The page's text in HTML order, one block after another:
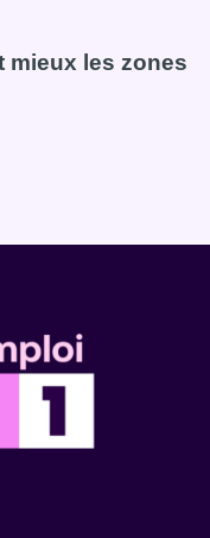
au rendez-vous
mieux les zones
mieux les zones 30